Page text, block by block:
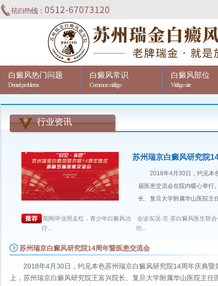
白癜风热门问题
Dental problems
白癜风常识
Common vitiligo
白癜风部位
Vitiligo site
行业资讯
苏州瑞京白癜风研究院
2018年4月30日，约见本
届医患交流会在院内暖心举行
长、复旦大学附属华山医院主
阳刚毕业照走红，青少年白癜风治
疗...
会诊实况-京·苏白癜风医生联
功...
苏州瑞京白癜风研究院14周年暨医患交流会
2018年4月30日，约见本色苏州瑞京白癜风研究院14周年庆典
上，苏州瑞京白癜风研究院王富兴院长、复旦大学附属华山医院主